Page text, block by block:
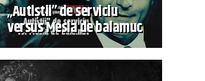
„Autiștii” de serviciu
versus Mesia de balamuc